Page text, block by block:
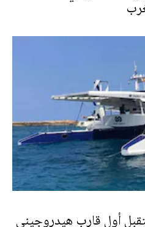
أول قارب هيدروجيني